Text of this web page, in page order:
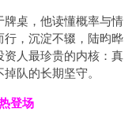
桌，他读懂概率与情
，沉淀不辍，陆昀晔
人最珍贵的内核：真
队的长期坚守。
登场